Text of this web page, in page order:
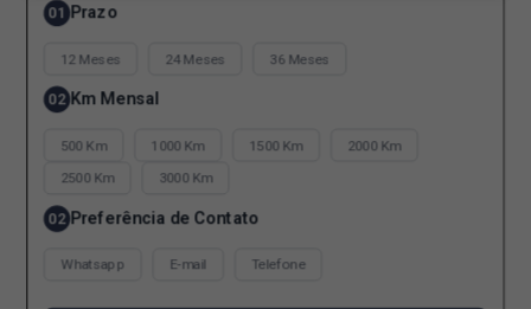
01 Prazo
12 Meses 24 Meses 36 Meses
02 Km Mensal
500 Km 1000 Km 1500 Km 2000 Km
2500 Km 3000 Km
02 Preferência de Contato
Whatsapp E-mail Telefone